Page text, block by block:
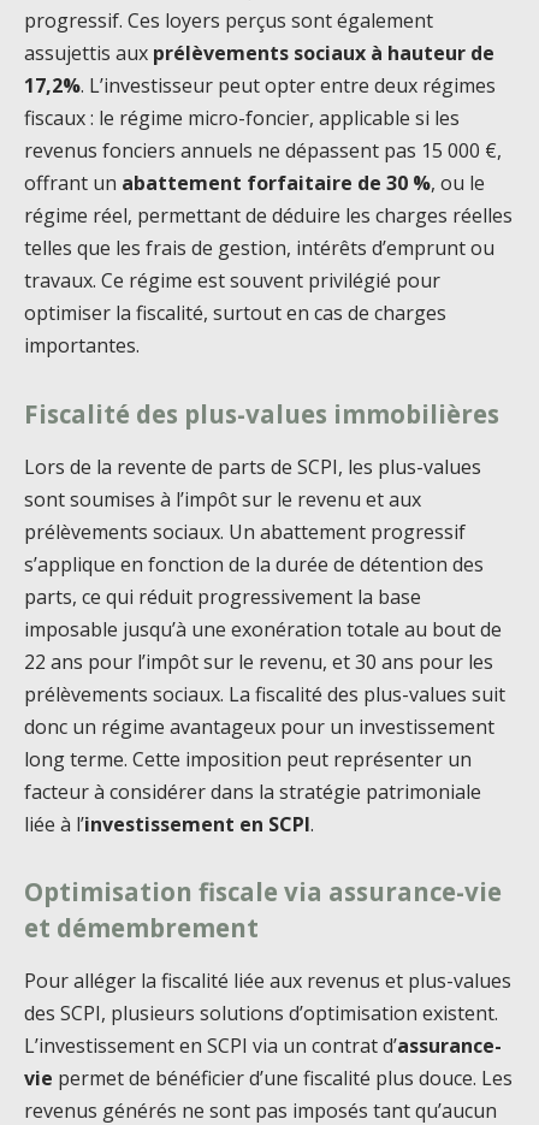
progressif. Ces loyers perçus sont également
assujettis aux prélèvements sociaux à hauteur de
17,2%. L’investisseur peut opter entre deux régimes
fiscaux : le régime micro-foncier, applicable si les
revenus fonciers annuels ne dépassent pas 15 000 €,
offrant un abattement forfaitaire de 30 %, ou le
régime réel, permettant de déduire les charges réelles
telles que les frais de gestion, intérêts d’emprunt ou
travaux. Ce régime est souvent privilégié pour
optimiser la fiscalité, surtout en cas de charges
importantes.
Fiscalité des plus-values immobilières
Lors de la revente de parts de SCPI, les plus-values
sont soumises à l’impôt sur le revenu et aux
prélèvements sociaux. Un abattement progressif
s’applique en fonction de la durée de détention des
parts, ce qui réduit progressivement la base
imposable jusqu’à une exonération totale au bout de
22 ans pour l’impôt sur le revenu, et 30 ans pour les
prélèvements sociaux. La fiscalité des plus-values suit
donc un régime avantageux pour un investissement
long terme. Cette imposition peut représenter un
facteur à considérer dans la stratégie patrimoniale
liée à l’investissement en SCPI.
Optimisation fiscale via assurance-vie
et démembrement
Pour alléger la fiscalité liée aux revenus et plus-values
des SCPI, plusieurs solutions d’optimisation existent.
L’investissement en SCPI via un contrat d’assurance-
vie permet de bénéficier d’une fiscalité plus douce. Les
revenus générés ne sont pas imposés tant qu’aucun